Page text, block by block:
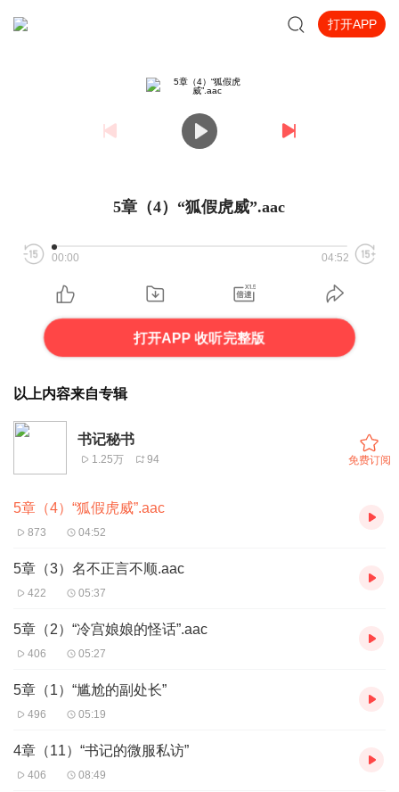
打开APP
5章（4）“狐假虎威”.aac
00:00 04:52
打开APP 收听完整版
以上内容来自专辑
书记秘书
1.25万 94 免费订阅
5章（4）“狐假虎威”.aac
873 04:52
5章（3）名不正言不顺.aac
422 05:37
5章（2）“冷宫娘娘的怪话”.aac
406 05:27
5章（1）“尴尬的副处长”
496 05:19
4章（11）“书记的微服私访”
406 08:49